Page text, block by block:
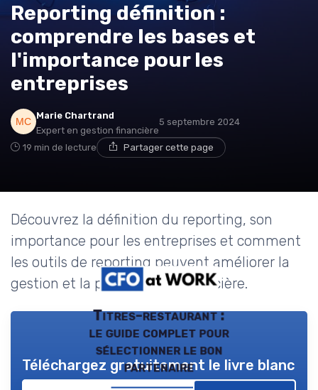
Reporting définition :
comprendre les bases et
l'importance pour les
entreprises
Marie Chartrand
Expert en gestion financière
5 septembre 2024
19 min de lecture Partager cette page
Découvrez la définition du reporting, son
importance pour les entreprises et comment
les outils de reporting peuvent améliorer la
gestion et la performance financière.
Titres-restaurant :
le guide complet pour
sélectionner le bon
partenaire
Téléchargez gratuitement le livre blanc